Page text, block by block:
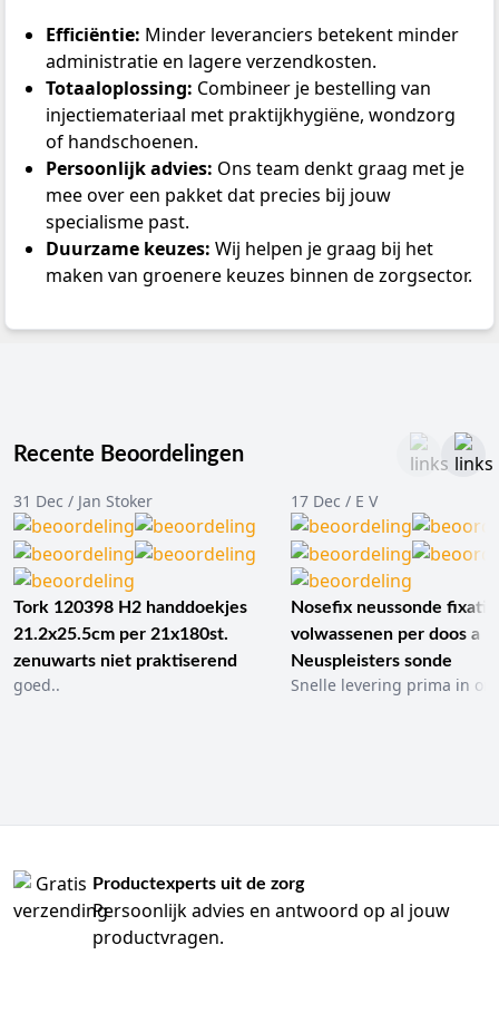
Efficiëntie: Minder leveranciers betekent minder
administratie en lagere verzendkosten.
Totaaloplossing: Combineer je bestelling van
injectiemateriaal met praktijkhygiëne, wondzorg
of handschoenen.
Persoonlijk advies: Ons team denkt graag met je
mee over een pakket dat precies bij jouw
specialisme past.
Duurzame keuzes: Wij helpen je graag bij het
maken van groenere keuzes binnen de zorgsector.
Recente Beoordelingen
31 Dec / Jan Stoker
Tork 120398 H2 handdoekjes
21.2x25.5cm per 21x180st.
zenuwarts niet praktiserend
goed..
17 Dec / E V
Nosefix neussonde
volwassenen per doos a
Neuspleisters sonde
Snelle levering prima in
Productexperts uit de zorg
Persoonlijk advies en antwoord op al jouw
productvragen.